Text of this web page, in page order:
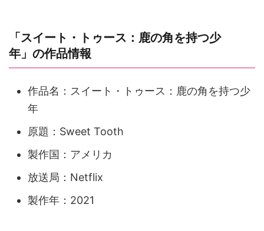
「スイート・トゥース：鹿の角を持つ少
年」の作品情報
作品名：スイート・トゥース：鹿の角を持つ少
年
原題：Sweet Tooth
製作国：アメリカ
放送局：Netflix
製作年：2021